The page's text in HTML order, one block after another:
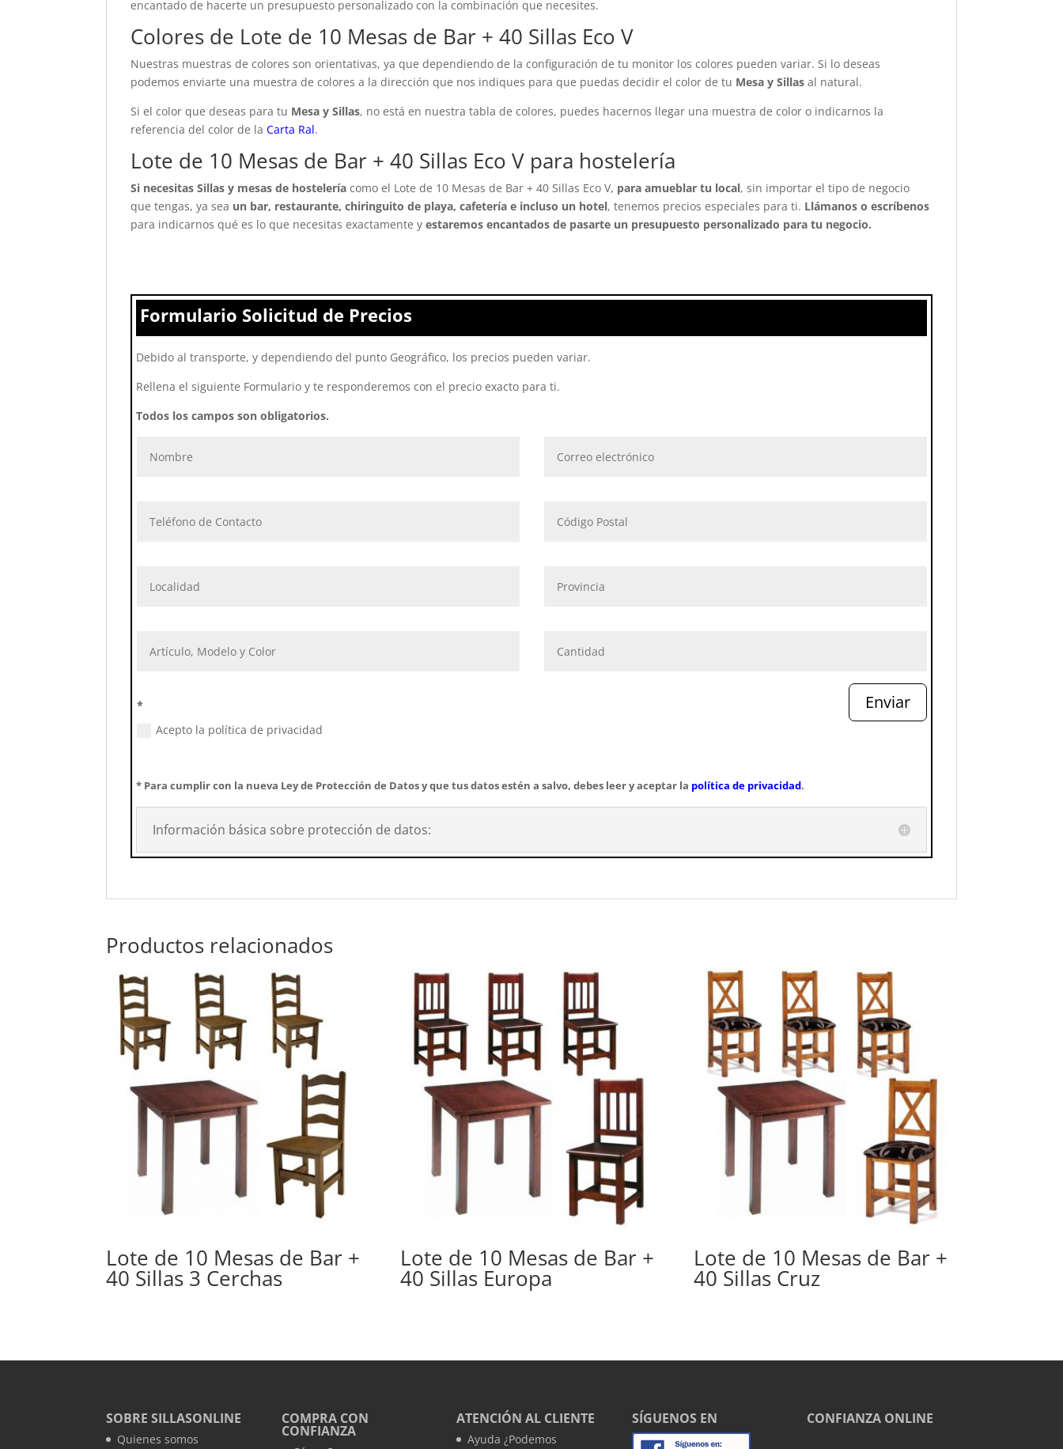
encantado de hacerte un presupuesto personalizado con la combinación que necesites.
Colores de Lote de 10 Mesas de Bar + 40 Sillas Eco V
Nuestras muestras de colores son orientativas, ya que dependiendo de la configuración de tu monitor los colores pueden variar. Si lo deseas
podemos enviarte una muestra de colores a la dirección que nos indiques para que puedas decidir el color de tu Mesa y Sillas al natural.
Si el color que deseas para tu Mesa y Sillas, no está en nuestra tabla de colores, puedes hacernos llegar una muestra de color o indicarnos la
referencia del color de laCarta Ral.
Lote de 10 Mesas de Bar + 40 Sillas Eco V para hostelería
Si necesitas Sillas y mesas de hosteleríacomo el Lote de 10 Mesas de Bar + 40 Sillas Eco V, para amueblar tu local, sin importar el tipo de negocio
que tengas, ya sea un bar, restaurante, chiringuito de playa, cafetería e incluso un hotel, tenemos precios especiales para ti. Llámanos o escríbenos
para indicarnos qué es lo que necesitas exactamente yestaremos encantados de pasarte un presupuesto personalizado para tu negocio.
Formulario Solicitud de Precios
Debido al transporte, y dependiendo del punto Geográfico, los precios pueden variar.
Rellena el siguiente Formulario y te responderemos con el precio exacto para ti.
Todos los campos son obligatorios.
*
Acepto la política de privacidad
Enviar
* Para cumplir con la nueva Ley de Protección de Datos y que tus datos estén a salvo, debes leer y aceptar la política de privacidad.
Información básica sobre protección de datos:
Productos relacionados
Lote de 10 Mesas de Bar +
40 Sillas 3 Cerchas
Lote de 10 Mesas de Bar +
40 Sillas Europa
Lote de 10 Mesas de Bar +
40 Sillas Cruz
SOBRE SILLASONLINE
Quienes somos
COMPRA CON
CONFIANZA
ATENCIÓN AL CLIENTE
Ayuda ¿Podemos
SÍGUENOS EN CONFIANZA ONLINE